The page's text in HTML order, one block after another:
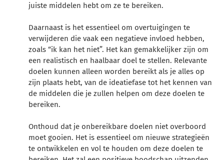
juiste middelen hebt om ze te bereiken.
Daarnaast is het essentieel om overtuigingen te
verwijderen die vaak een negatieve invloed hebben,
zoals “ik kan het niet”. Het kan gemakkelijker zijn om
een realistisch en haalbaar doel te stellen. Relevante
doelen kunnen alleen worden bereikt als je alles op
zijn plaats hebt, van de ideatiefase tot het kennen van
de middelen die je zullen helpen om deze doelen te
bereiken.
Onthoud dat je onbereikbare doelen niet overboord
moet gooien. Het is essentieel om nieuwe strategieën
te ontwikkelen en vol te houden om deze doelen te